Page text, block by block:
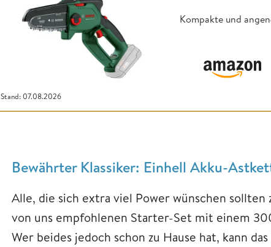
Stand: 07.08.2026
Kompakte und
Bewährter Klassiker: Einhell Akku-
Alle, die sich extra viel Power wünschen
von uns empfohlenen Starter-Set mit einem
Wer beides jedoch schon zu Hause hat, kann